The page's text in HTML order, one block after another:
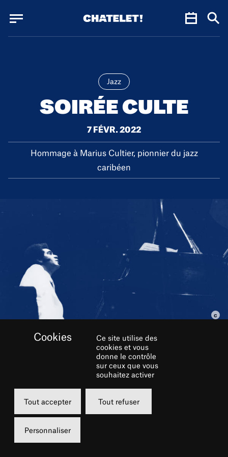
Jazz
SOIRÉE CULTE
7 FÉVR. 2022
Hommage à Marius Cultier, pionnier du jazz
caribéen
Lundi
07 février 2022
20h00
Grande Salle
Ce site utilise des
cookies et vous
donne le contrôle
sur ceux que vous
souhaitez activer
Tout accepter Tout refuser
Personnaliser